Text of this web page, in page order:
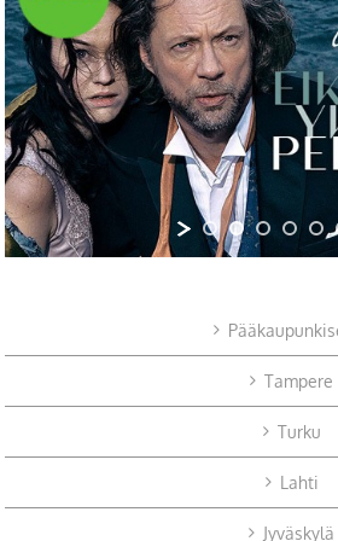
Tampere
Turku
Lahti
Jyväskylä